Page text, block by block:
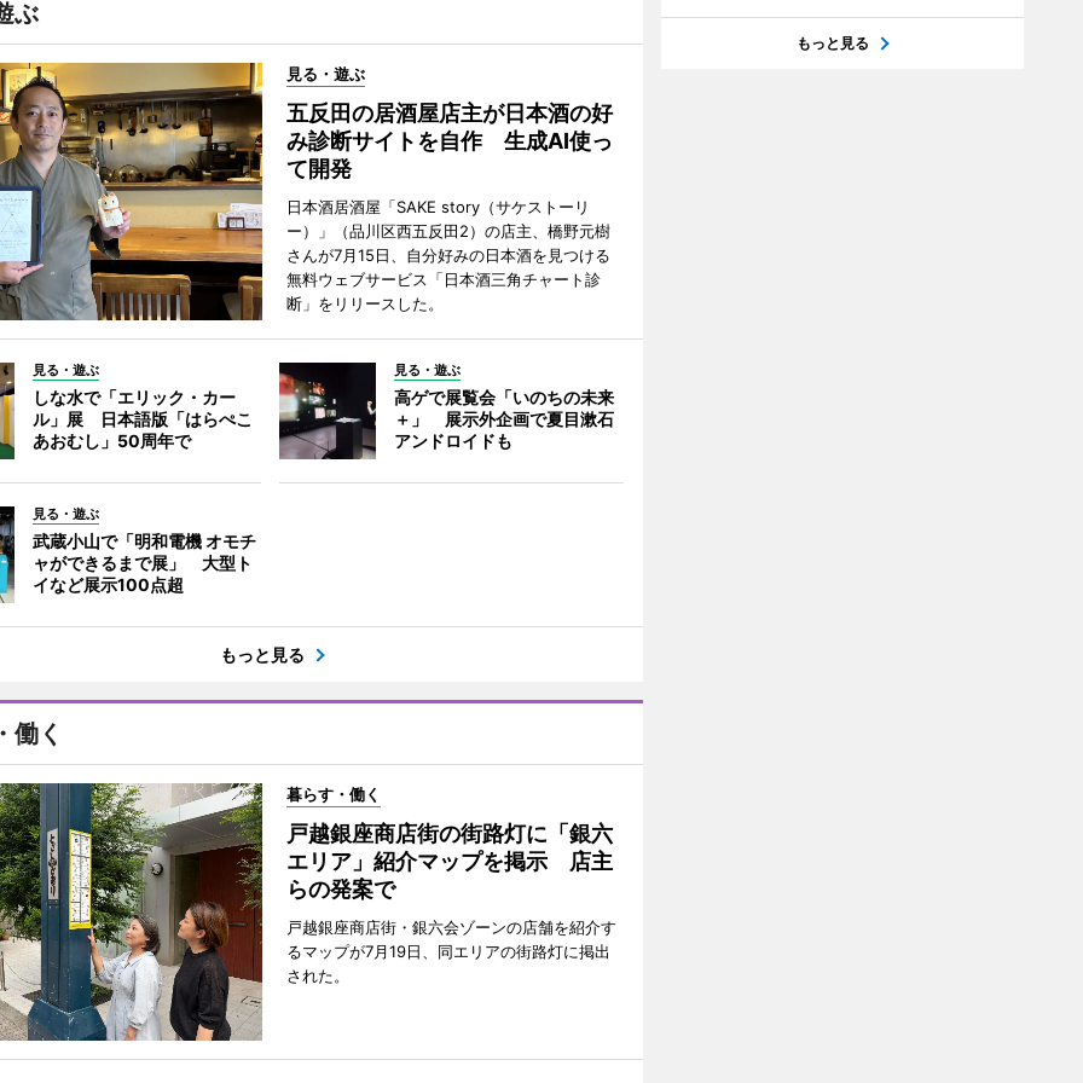
ぶ
見る・遊ぶ
五反田の居酒屋店主が日本酒の好
み診断サイトを自作 生成AI使っ
て開発
日本酒居酒屋「SAKE story（サケストーリ
ー）」（品川区西五反田2）の店主、橋野元樹
さんが7月15日、自分好みの日本酒を見つける
無料ウェブサービス「日本酒三角チャート診
断」をリリースした。
見る・遊ぶ
しな水で「エリック・カー
ル」展 日本語版「はらぺこ
あおむし」50周年で
見る・遊ぶ
高ゲで展覧会「いのちの未来
＋」 展示外企画で夏目漱石
アンドロイドも
見る・遊ぶ
武蔵小山で「明和電機 オモチ
ャができるまで展」 大型ト
イなど展示100点超
もっと見る
働く
暮らす・働く
戸越銀座商店街の街路灯に「銀六
エリア」紹介マップを掲示 店主
らの発案で
戸越銀座商店街・銀六会ゾーンの店舗を紹介す
るマップが7月19日、同エリアの街路灯に掲出
された。
もっと見る